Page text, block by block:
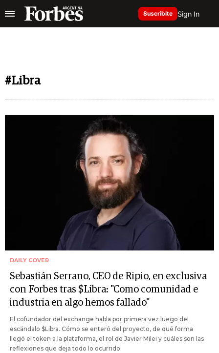
Suscribite Sign In
#Libra
DAILY COVER
Sebastián Serrano, CEO de Ripio, en exclusiva
con Forbes tras $Libra: "Como comunidad e
industria en algo hemos fallado"
El cofundador del exchange habla por primera vez luego del
escándalo $Libra. Cómo se enteró del proyecto, de qué forma
llegó el token a la plataforma, el rol de Javier Milei y cuáles son las
reflexiones que deja todo lo ocurrido.